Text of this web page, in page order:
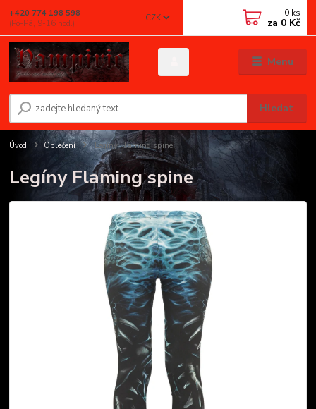
Menu
CZK
Hledat
+420 774 198 598
(Po-Pá, 9-16 hod.)
0 ks
za 0 Kč
Úvod Oblečení Legíny Flaming spine
Legíny Flaming spine